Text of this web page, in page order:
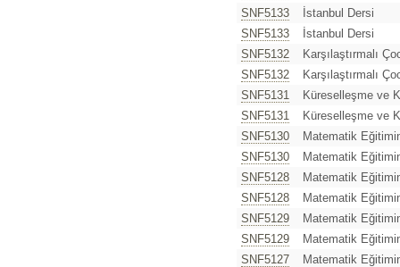
SNF5133
İstanbul Dersi
SNF5133
İstanbul Dersi
SNF5132
Karşılaştırmalı
SNF5132
Karşılaştırmalı
SNF5131
Küreselleşme ve
SNF5131
Küreselleşme ve
SNF5130
Matematik
SNF5130
Matematik
SNF5128
Matematik
SNF5128
Matematik
SNF5129
Matematik
SNF5129
Matematik
SNF5127
Matematik